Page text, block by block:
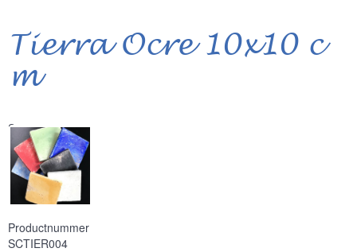
Tierra Ocre 10x10 c
m
Serie
Productnummer
SCTIER004